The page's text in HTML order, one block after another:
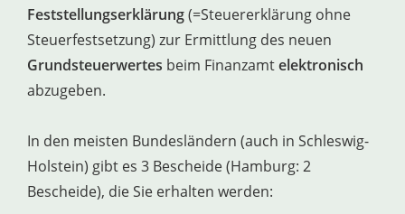
Feststellungserklärung(=Steuererklärung ohne
Steuerfestsetzung) zur Ermittlung des neuen
Grundsteuerwertes beim Finanzamtelektronisch
abzugeben.
In den meisten Bundesländern (auch in Schleswig-
Holstein) gibt es 3 Bescheide (Hamburg: 2
Bescheide), die Sie erhalten werden: